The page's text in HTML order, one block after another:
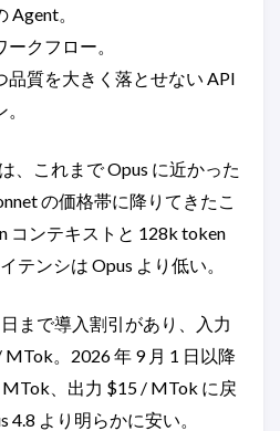
Agent。
クフロー。
品質を大きく落とせない API
、これまで Opus に近かった
の価格帯に降りてきたこ
コンテキストと 128k token
テンシは Opus より低い。
まで導入割引があり、入力
。2026 年 9 月 1 日以降
、出力 $15 / MTok に戻
4.8 より明らかに安い。